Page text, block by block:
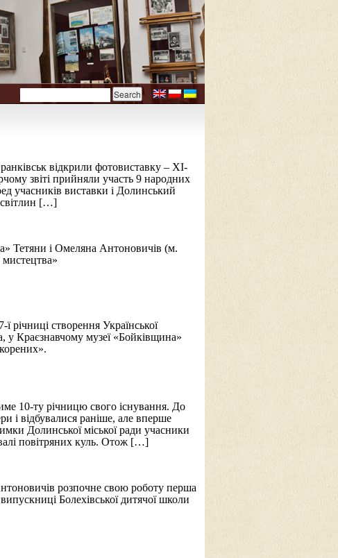
відкрили фотовиставку – ХІ-
звіті прийняли участь 9 народних
учасників виставки і Долинський
світлин […]
Тетяни і Омеляна Антоновичів (м.
річниці створення Української
у Краєзнавчому музеї «Бойківщина»
10-ту річницю свого існування. До
і відбувалися раніше, але вперше
Долинської міської ради учасники
повітряних куль. Отож […]
розпочне свою роботу перша
Болехівської дитячої школи